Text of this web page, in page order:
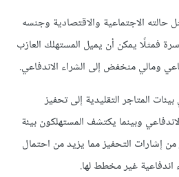
حالته الاجتماعية والاقتصادية وجنسه
فمثلًا يمكن أن يميل المستهلك العازب
ومالي منخفض إلى الشراء الاندفاعي.
المتاجر التقليدية إلى تحفيز
وبينما يكتشف المستهلكون بيئة
من إشارات التحفيز مما يزيد من احتمال
اندفاعية غير مخطط لها.